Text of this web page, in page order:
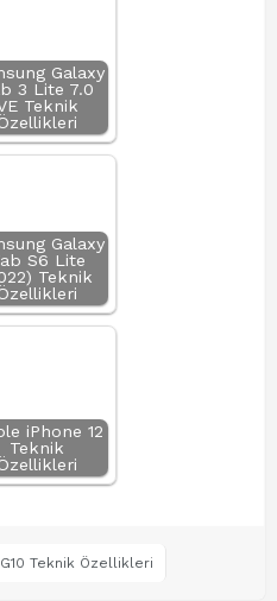
Galaxy
3 Lite 7.0
Teknik
Galaxy
S6 Lite
Teknik
iPhone 12
Teknik
Teknik Özellikleri